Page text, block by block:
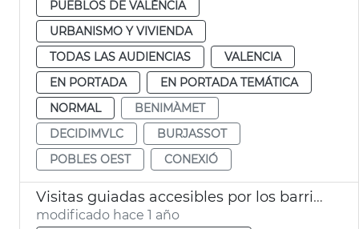
PUEBLOS DE VALÈNCIA
URBANISMO Y VIVIENDA
TODAS LAS AUDIENCIAS
VALENCIA
EN PORTADA
EN PORTADA TEMÁTICA
NORMAL
BENIMÀMET
DECIDIMVLC
BURJASSOT
POBLES OEST
CONEXIÓ
Visitas guiadas accesibles por los barrios de la ciudad
modificado hace 1 año